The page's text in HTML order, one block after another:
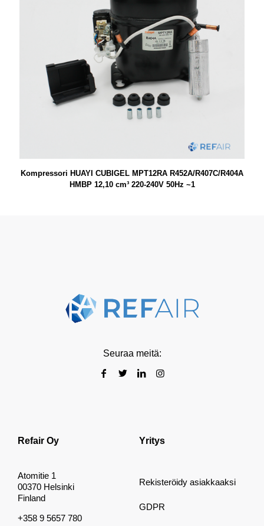
Kompressori HUAYI CUBIGEL MPT12RA R452A/R407C/R404A
HMBP 12,10 cm³ 220-240V 50Hz ~1
Seuraa meitä:
Refair Oy
Atomitie 1
00370 Helsinki
Finland
+358 9 5657 780
Yritys
Rekisteröidy asiakkaaksi
GDPR